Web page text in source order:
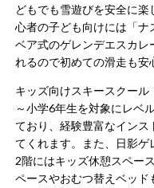
どもでも雪遊びを安全に
心者の子ども向けには「
ベア式のゲレンデエスカ
れるので初めての滑走も安
キッズ向けスキースクー
～小学6年生を対象にレベ
ており、経験豊富なインス
てくれます​。また、日影
2階にはキッズ休憩スペー
ペースやおむつ替えベッ